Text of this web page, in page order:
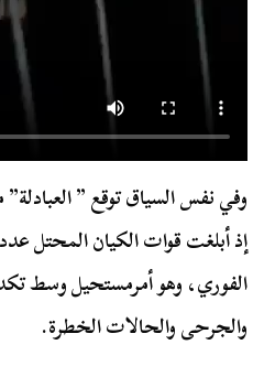
وفي نفس السياق توقع ”
إذ أبلغت قوات الكيان المحتل
الفوري، وهو أمرمستحيل وسط
والجرحى والحالات الخطرة.